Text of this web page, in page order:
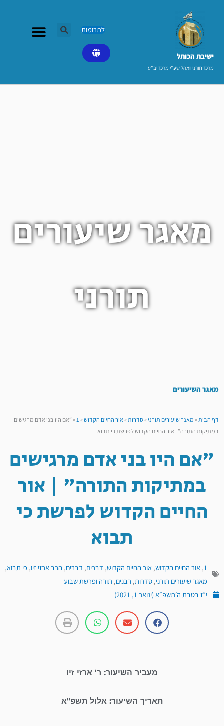
ישיבת הכותל​
מרכז תורני וואהל שע"י מרכז יב"ע
לתרומות
מאגר שיעורים
תורני
מאגר השיעורים
דף הבית»מאגר שיעורים תורני»סדרות»אור החיים הקדוש»
1
»“אם היו בני אדם מרגישים
במתיקות התורה” | אור החיים הקדוש לפרשת כי תבוא
"אם היו בני אדם מרגישים
במתיקות התורה" | אור
החיים הקדוש לפרשת כי
תבוא
1
, אור החיים הקדוש, אור החיים הקדוש, דברים, דברים, הרב ארזי זיו, כי תבוא,
מאגר שיעורים תורני, סדרות, רבנים, תורה ופרשת שבוע
י״ז בטבת ה׳תשפ״א (ינואר 1, 2021)
מעביר השיעור: ר' ארזי זיו
תאריך השיעור: אלול תשפ"א